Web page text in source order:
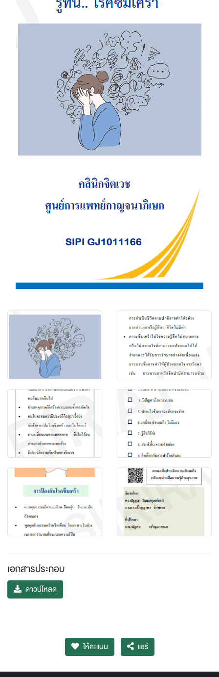
เอกสารประกอบ
ดาวน์โหลด
ให้คะแนน แชร์